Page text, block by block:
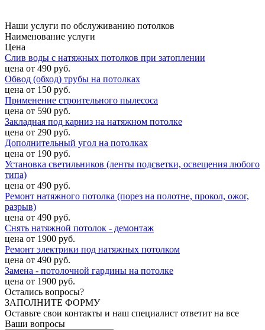
Наши услуги по обслуживанию потолков
Наименование услуги
Цена
Слив воды с натяжных потолков при затоплении
цена от 490 руб.
Обвод (обход) трубы на потолках
цена от 150 руб.
Применение строительного пылесоса
цена от 590 руб.
Закладная под карниз на натяжном потолке
цена от 290 руб.
Дополнительный угол на потолках
цена от 190 руб.
Установка светильников (ленты подсветки, освещения любого
типа)
цена от 490 руб.
Ремонт натяжного потолка (порез на полотне, прокол, ожог,
разрыв)
цена от 490 руб.
Снять натяжной потолок - демонтаж
цена от 1900 руб.
Ремонт электрики под натяжных потолком
цена от 490 руб.
Замена - потолочной гардины на потолке
цена от 1900 руб.
Остались вопросы?
ЗАПОЛНИТЕ ФОРМУ
Оставьте свои контакты и наш специалист ответит на все
Ваши вопросы